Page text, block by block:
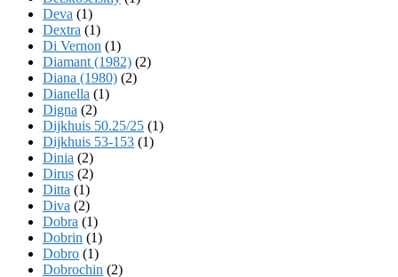
Deva (1)
Dextra (1)
Di Vernon (1)
Diamant (1982) (2)
Diana (1980) (2)
Dianella (1)
Digna (2)
Dijkhuis 50.25/25 (1)
Dijkhuis 53-153 (1)
Dinia (2)
Dirus (2)
Ditta (1)
Diva (2)
Dobra (1)
Dobrin (1)
Dobro (1)
Dobrochin (2)